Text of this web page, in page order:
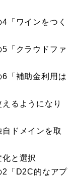
「ワインをつく
「クラウドファ
「補助金利用は
るようになり
ドメインを取
と選択
2「D2C的なアプ